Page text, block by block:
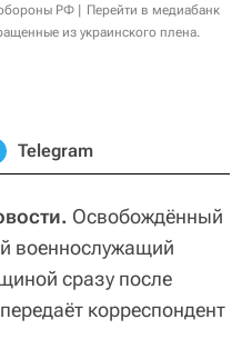
РФ
Перейти в медиабанк
из украинского плена.
Telegram
Освобождённый
военнослужащий
сразу после
корреспондент